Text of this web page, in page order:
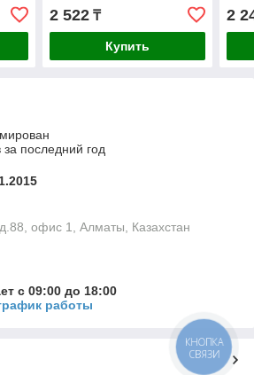
2 522₸
Купить
2
последний год
офис 1, Алматы, Казахстан
с 09:00 до 18:00
работы
КНОПКА
СВЯЗИ